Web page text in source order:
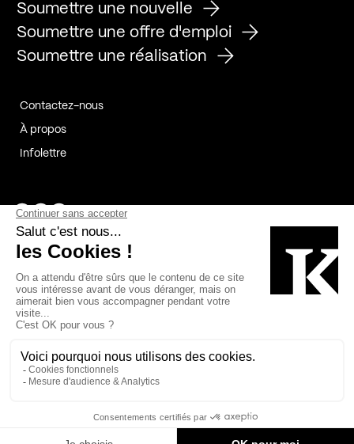
Soumettre une nouvelle
Soumettre une offre d'emploi
Soumettre une réalisation
Contactez-nous
À propos
Infolettre
Page Facebook de Kollectif
Page Instagram de Kollectif
Page Linkedin de Kollectif
Bâtiment-Durable-Québec-1
Esquisses-1IRAC-1
MP-1 v2com-1
Cookies